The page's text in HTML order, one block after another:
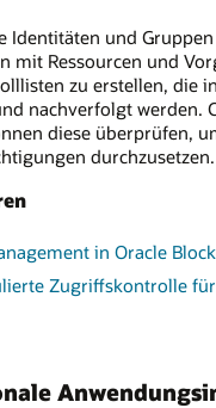
Identitäten und
mit Ressourcen und
zu erstellen, die
nachverfolgt werden.
diese überprüfen,
durchzusetzen.
in Oracle
Zugriffskontrolle